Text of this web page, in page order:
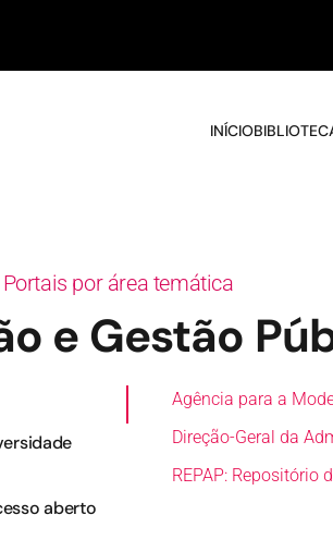
INÍCIO
por área temática
e Gestão
aberto
Agência para a
Direção-Geral da
REPAP: Repositório